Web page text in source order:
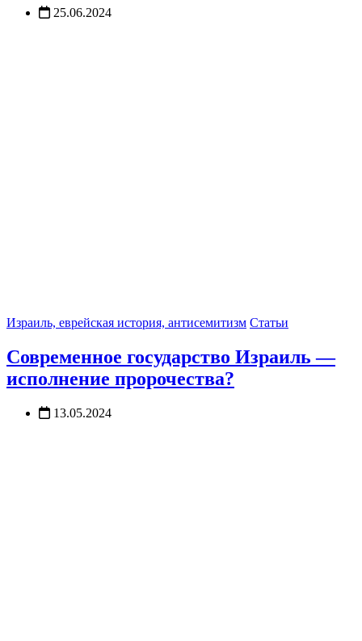
25.06.2024
Израиль, еврейская история, антисемитизм Статьи
Современное государство Израиль —
исполнение пророчества?
13.05.2024